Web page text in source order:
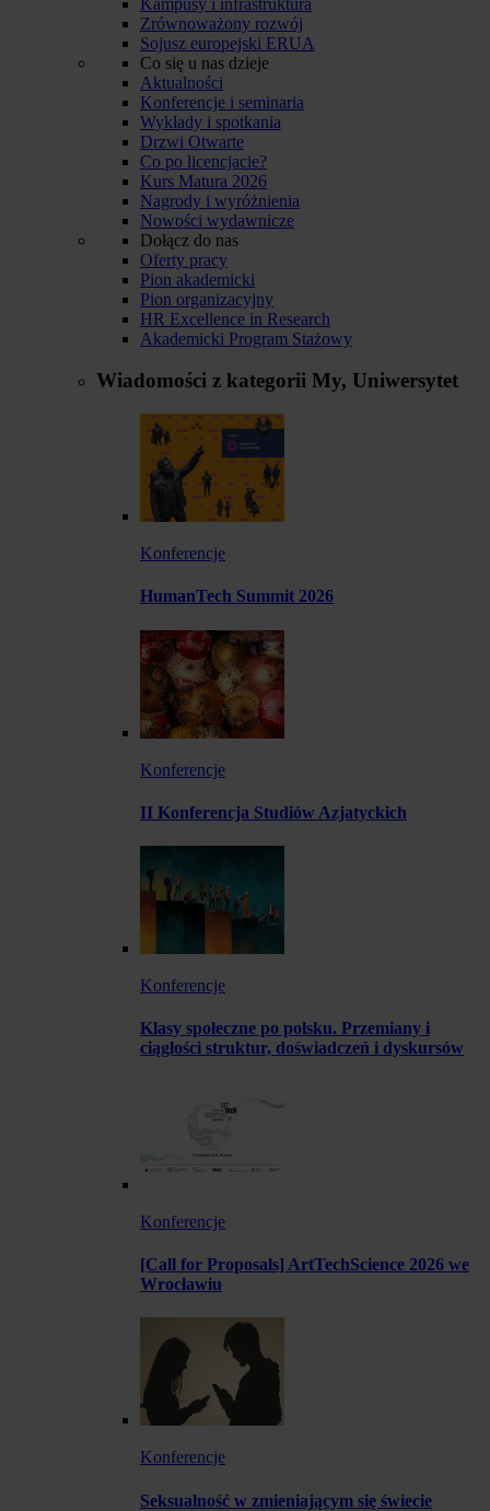
Zrównoważony rozwój
Sojusz europejski ERUA
Co się u nas dzieje
Aktualności
Konferencje i seminaria
Wykłady i spotkania
Drzwi Otwarte
Co po licencjacie?
Kurs Matura 2026
Nagrody i wyróżnienia
Nowości wydawnicze
Dołącz do nas
Oferty pracy
Pion akademicki
Pion organizacyjny
HR Excellence in Research
Akademicki Program Stażowy
Wiadomości z kategorii My, Uniwersytet
Konferencje
HumanTech Summit 2026
Konferencje
II Konferencja Studiów Azjatyckich
Konferencje
Klasy społeczne po polsku. Przemiany i
ciągłości struktur, doświadczeń i dyskursów
Konferencje
[Call for Proposals] ArtTechScience 2026 we
Wrocławiu
Konferencje
Seksualność w zmieniającym się świecie